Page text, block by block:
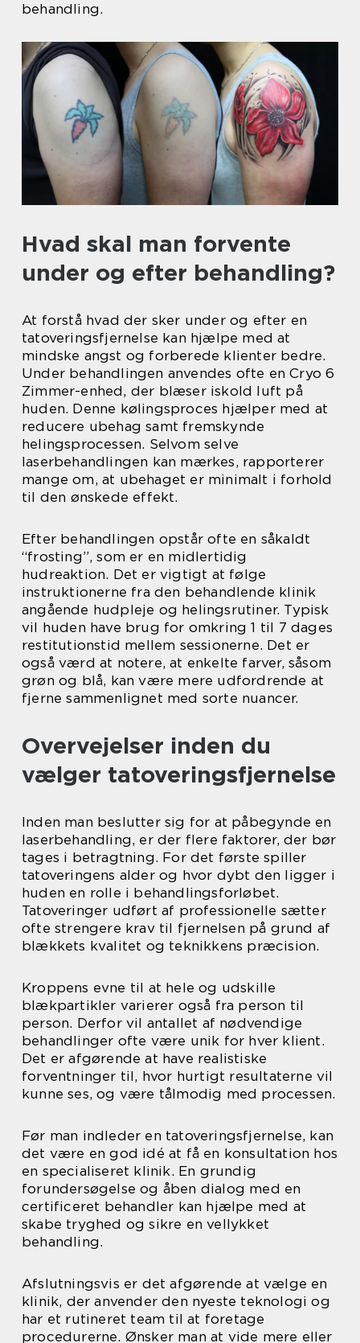
behandling.
Hvad skal man forvente
under og efter behandling?
At forstå hvad der sker under og efter en
tatoveringsfjernelse kan hjælpe med at
mindske angst og forberede klienter bedre.
Under behandlingen anvendes ofte en Cryo 6
Zimmer-enhed, der blæser iskold luft på
huden. Denne kølingsproces hjælper med at
reducere ubehag samt fremskynde
helingsprocessen. Selvom selve
laserbehandlingen kan mærkes, rapporterer
mange om, at ubehaget er minimalt i forhold
til den ønskede effekt.
Efter behandlingen opstår ofte en såkaldt
“frosting”, som er en midlertidig
hudreaktion. Det er vigtigt at følge
instruktionerne fra den behandlende klinik
angående hudpleje og helingsrutiner. Typisk
vil huden have brug for omkring 1 til 7 dages
restitutionstid mellem sessionerne. Det er
også værd at notere, at enkelte farver, såsom
grøn og blå, kan være mere udfordrende at
fjerne sammenlignet med sorte nuancer.
Overvejelser inden du
vælger tatoveringsfjernelse
Inden man beslutter sig for at påbegynde en
laserbehandling, er der flere faktorer, der bør
tages i betragtning. For det første spiller
tatoveringens alder og hvor dybt den ligger i
huden en rolle i behandlingsforløbet.
Tatoveringer udført af professionelle sætter
ofte strengere krav til fjernelsen på grund af
blækkets kvalitet og teknikkens præcision.
Kroppens evne til at hele og udskille
blækpartikler varierer også fra person til
person. Derfor vil antallet af nødvendige
behandlinger ofte være unik for hver klient.
Det er afgørende at have realistiske
forventninger til, hvor hurtigt resultaterne vil
kunne ses, og være tålmodig med processen.
Før man indleder en tatoveringsfjernelse, kan
det være en god idé at få en konsultation hos
en specialiseret klinik. En grundig
forundersøgelse og åben dialog med en
certificeret behandler kan hjælpe med at
skabe tryghed og sikre en vellykket
behandling.
Afslutningsvis er det afgørende at vælge en
klinik, der anvender den nyeste teknologi og
har et rutineret team til at foretage
procedurerne. Ønsker man at vide mere eller